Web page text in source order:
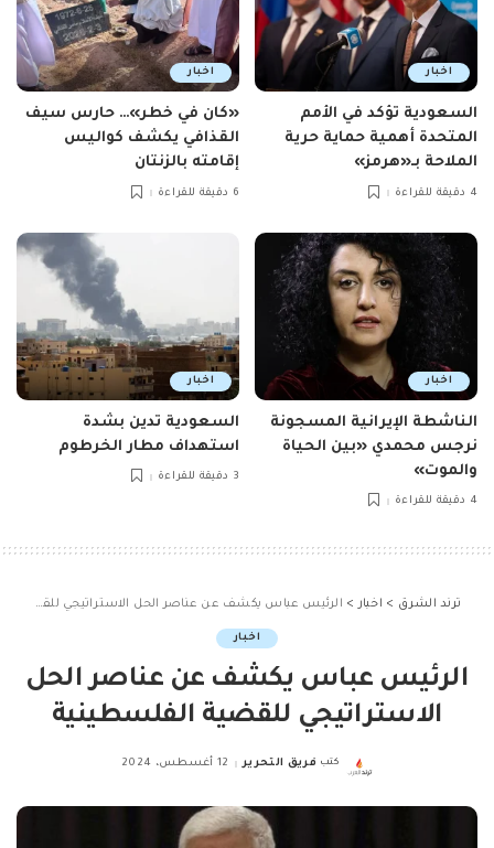
اخبار
السعودية تؤكد في الأمم
المتحدة أهمية حماية حرية
الملاحة بـ«هرمز»
4 دقيقة للقراءة
اخبار
«كان في خطر»… حارس سيف
القذافي يكشف كواليس
إقامته بالزنتان
6 دقيقة للقراءة
اخبار
الناشطة الإيرانية المسجونة
نرجس محمدي «بين الحياة
والموت»
4 دقيقة للقراءة
اخبار
السعودية تدين بشدة
استهداف مطار الخرطوم
3 دقيقة للقراءة
ترند الشرق > اخبار > الرئيس عباس يكشف عن عناصر الحل الاستراتيجي للقضية الفلسطينية
اخبار
الرئيس عباس يكشف عن عناصر الحل
الاستراتيجي للقضية الفلسطينية
Posted
كتب فريق التحرير 12 أغسطس، 2024